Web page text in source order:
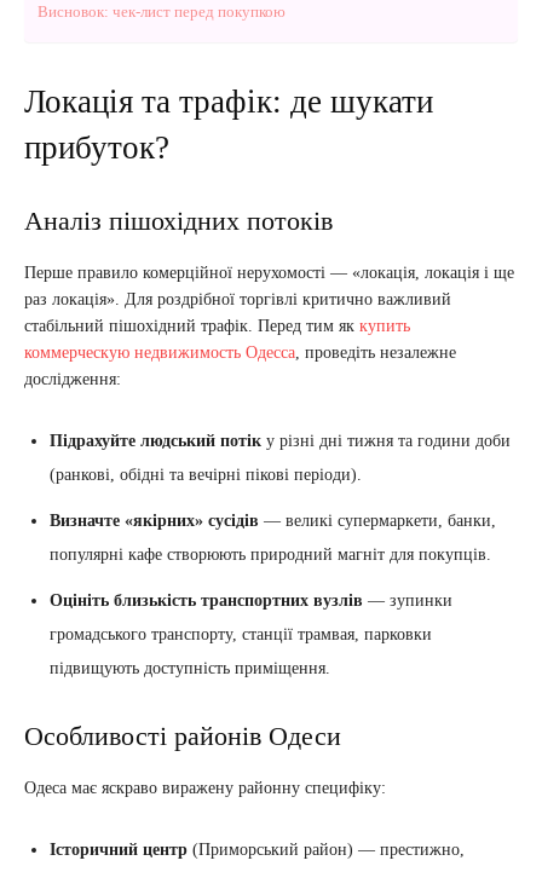
Висновок: чек-лист перед покупкою
Локація та трафік: де шукати
прибуток?
Аналіз пішохідних потоків
Перше правило комерційної нерухомості — «локація, локація і ще
раз локація». Для роздрібної торгівлі критично важливий
стабільний пішохідний трафік. Перед тим як купить
коммерческую недвижимость Одесса , проведіть незалежне
дослідження:
Підрахуйте людський потік у різні дні тижня та години доби
(ранкові, обідні та вечірні пікові періоди).
Визначте «якірних» сусідів — великі супермаркети, банки,
популярні кафе створюють природний магніт для покупців.
Оцініть близькість транспортних вузлів — зупинки
громадського транспорту, станції трамвая, парковки
підвищують доступність приміщення.
Особливості районів Одеси
Одеса має яскраво виражену районну специфіку:
Історичний центр (Приморський район) — престижно,